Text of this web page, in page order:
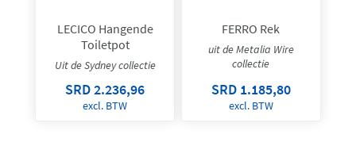
LECICO Hangende
Toiletpot
Uit de Sydney collectie
SRD 2.236,96
excl. BTW
FERRO Rek
uit de Metalia Wire
collectie
SRD 1.185,80
excl. BTW